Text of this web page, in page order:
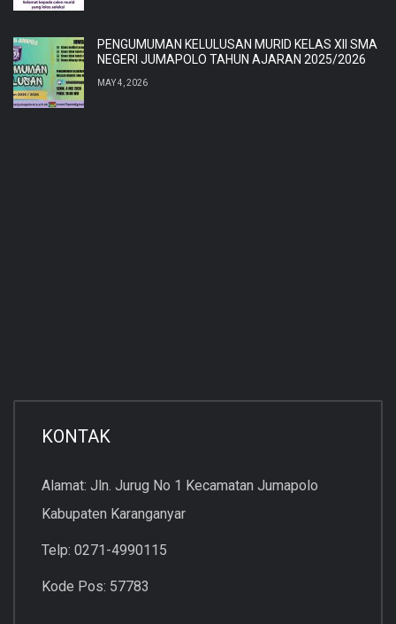
PENGUMUMAN KELULUSAN MURID KELAS XII SMA
NEGERI JUMAPOLO TAHUN AJARAN 2025/2026
MAY 4, 2026
KONTAK
Alamat: Jln. Jurug No 1 Kecamatan Jumapolo
Kabupaten Karanganyar
Telp: 0271-4990115
Kode Pos: 57783